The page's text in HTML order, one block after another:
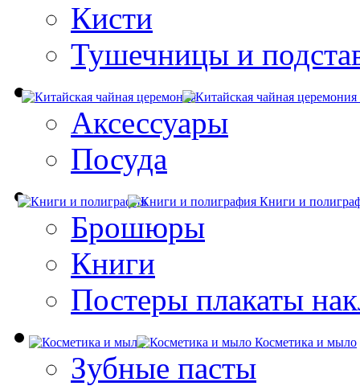
Кисти
Тушечницы и
Аксессуары
Посуда
Книги и
Брошюры
Книги
Постеры плакаты
Косметика и мыло
Зубные пасты